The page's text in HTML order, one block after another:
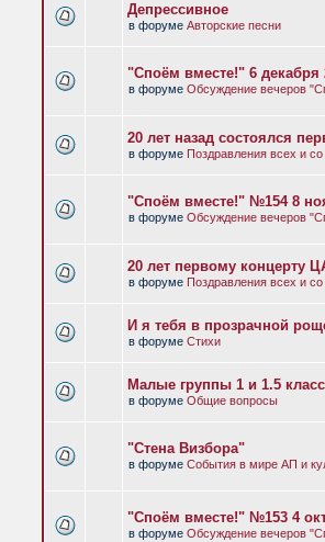
Депрессивное
в форуме Авторские песни
"Споём вместе!" 6 декабря
в форуме Обсуждение вечеров
20 лет назад состоялся
в форуме Поздравления всех и
"Споём вместе!" №154 8
в форуме Обсуждение вечеров
20 лет первому концерту
в форуме Поздравления всех и
И я тебя в прозрачной
в форуме Стихи
Малые группы 1 и 1.5
в форуме Общие вопросы
"Стена Визбора"
в форуме События в мире АП и
"Споём вместе!" №153 4
в форуме Обсуждение вечеров